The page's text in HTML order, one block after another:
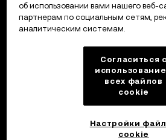
об использовании вами нашего веб-
партнерам по социальным сетям,
аналитическим системам.
Согласиться с
всех файлов
cookie
Настройки
cookie